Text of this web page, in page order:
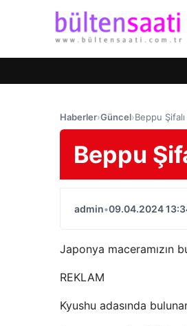
Haberler›Güncel›Beppu
Beppu
admin•09.04.2024
Japonya maceramızın
REKLAM
Kyushu adasında